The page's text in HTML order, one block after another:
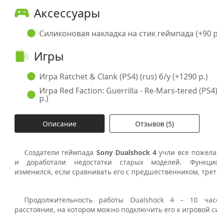
Аксессуары
Силиконовая накладка на стик геймпада (+90
Игры
Игра Ratchet & Clank (PS4) (rus) б/у (+1290 р.)
Игра Red Faction: Guerrilla - Re-Mars-tered
р.)
Описание Отзывов (5)
Создатели геймпада Sony Dualshock 4 учли все
и доработали недостатки старых моделей.
изменился, если сравнивать его с предшественником,
Продолжительность работы Dualshock 4 – 10
расстояние, на котором можно подключить его к игровой